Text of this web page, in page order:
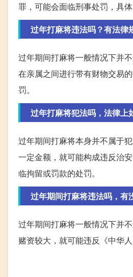
罪，可能会面临刑事处罚，具
过年打麻将违法吗？有法律
过年期间打麻将一般情况下并
在亲属之间进行带有财物交易
罚。
过年打麻将犯法吗，法律上
过年期间打麻将本身并不属于
一定金额，就可能构成违反治
临拘留或罚款的处罚。
过年期间打麻将违法吗，有
过年期间打麻将一般情况下并
赌资较大，就可能违反《中华